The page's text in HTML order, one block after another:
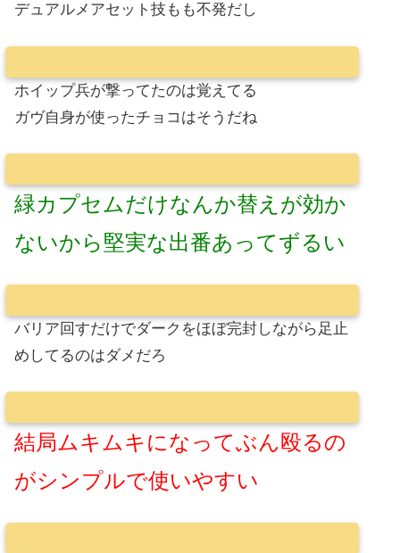
デュアルメアセット技もも不発だし
ホイップ兵が撃ってたのは覚えてる
ガヴ自身が使ったチョコはそうだね
緑カプセムだけなんか替えが効か
ないから堅実な出番あってずるい
バリア回すだけでダークをほぼ完封しながら足止
めしてるのはダメだろ
結局ムキムキになってぶん殴るの
がシンプルで使いやすい